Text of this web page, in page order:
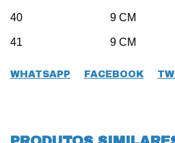
40 9 CM
41 9 CM
WHATSAPP FACEBOOK